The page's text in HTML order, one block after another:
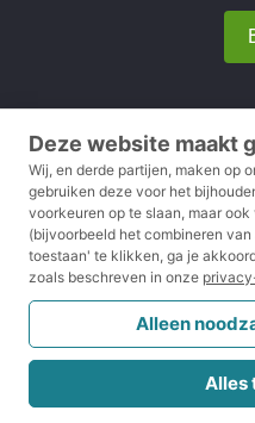
Deze website maakt
Wij, en derde partijen, maken op
gebruiken deze voor het
voorkeuren op te slaan, maar
(bijvoorbeeld het combineren
toestaan' te klikken, ga je
zoals beschreven in onze
Alleen
Alles
Privacy- en